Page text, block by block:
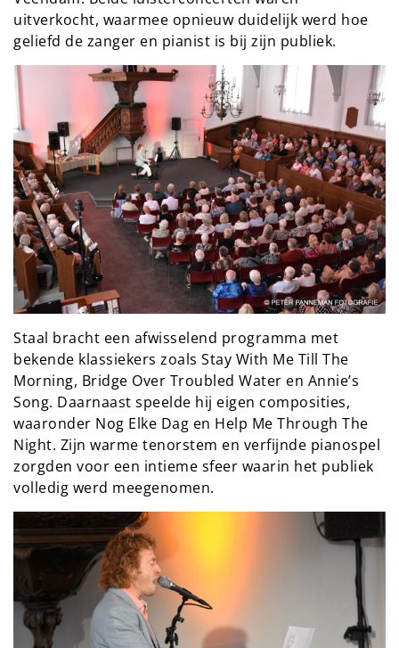
uitverkocht, waarmee opnieuw duidelijk werd hoe
geliefd de zanger en pianist is bij zijn publiek.
Staal bracht een afwisselend programma met
bekende klassiekers zoals Stay With Me Till The
Morning, Bridge Over Troubled Water en Annie’s
Song. Daarnaast speelde hij eigen composities,
waaronder Nog Elke Dag en Help Me Through The
Night. Zijn warme tenorstem en verfijnde pianospel
zorgden voor een intieme sfeer waarin het publiek
volledig werd meegenomen.